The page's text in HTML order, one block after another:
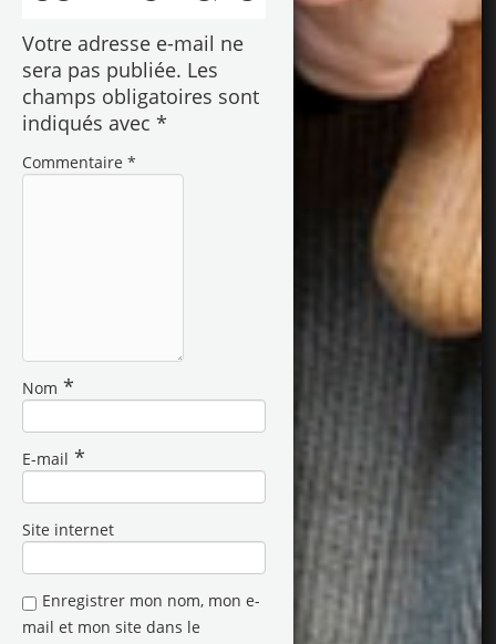
Votre adresse e-mail ne
sera pas publiée. Les
champs obligatoires sont
indiqués avec *
Commentaire *
Nom *
E-mail *
Site internet
Enregistrer mon nom, mon e-
mail et mon site dans le